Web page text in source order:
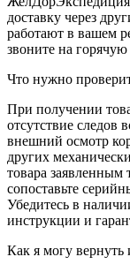
доставку через
работают в вашем
звоните на
Что нужно
При получении
отсутствие следов
внешний осмотр
других
товара заявленным
сопоставьте
Убедитесь в
инструкции и
Как я могу вернуть